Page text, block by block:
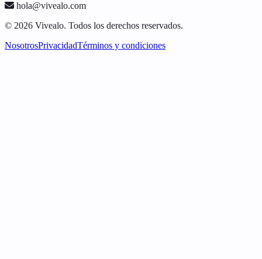
hola@vivealo.com
© 2026 Vivealo. Todos los derechos reservados.
NosotrosPrivacidadTérminos y condiciones